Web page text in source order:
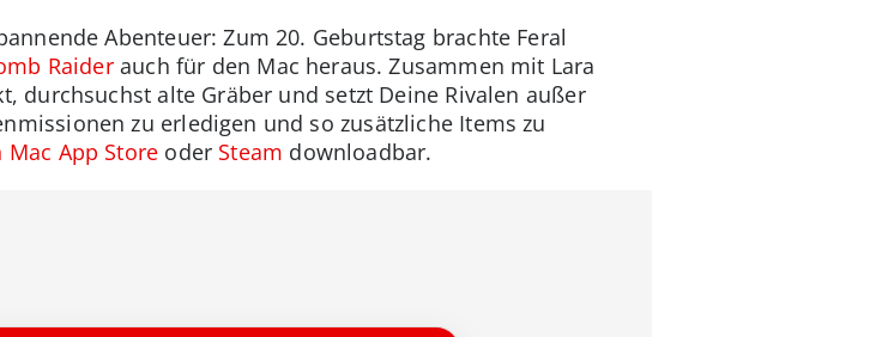
Abenteuer: Zum 20. Geburtstag brachte Feral
Raiderauch für den Mac heraus. Zusammen mit Lara
durchsuchst alte Gräber und setzt Deine Rivalen außer
zu erledigen und so zusätzliche Items zu
Mac App Store oder Steam downloadbar.